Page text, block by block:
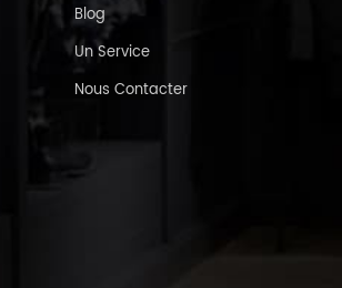
Blog
Un Service
Nous Contacter